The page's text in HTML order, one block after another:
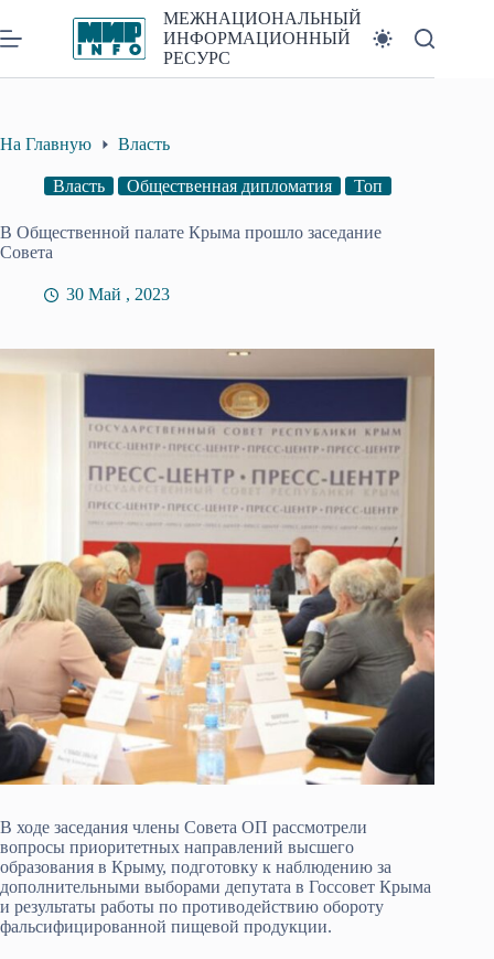
к
сути
МЕЖНАЦИОНАЛЬНЫЙ
ИНФОРМАЦИОННЫЙ
РЕСУРС
На Главную Власть
Власть Общественная дипломатия Топ
В Общественной палате Крыма прошло заседание
Совета
30 Май , 2023
В ходе заседания члены Совета ОП рассмотрели
вопросы приоритетных направлений высшего
образования в Крыму, подготовку к наблюдению за
дополнительными выборами депутата в Госсовет Крыма
и результаты работы по противодействию обороту
фальсифицированной пищевой продукции.